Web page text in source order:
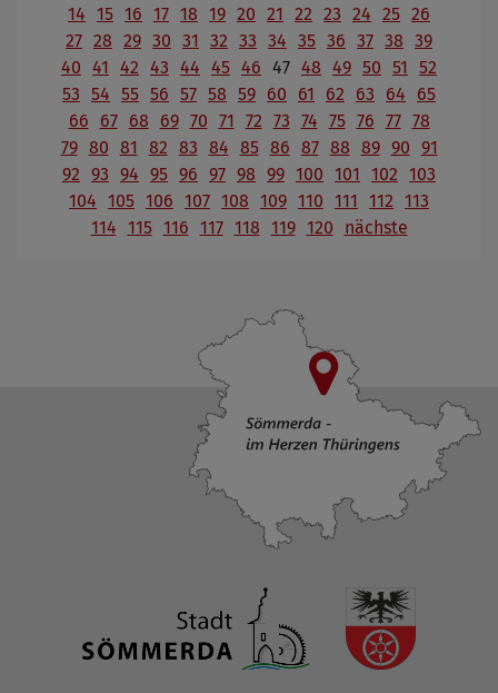
14 15 16 17 18 19 20 21 22 23 24 25 26
27 28 29 30 31 32 33 34 35 36 37 38 39
40 41 42 43 44 45 46 47 48 49 50 51
52
53 54 55 56 57 58 59 60 61 62 63 64
65
66
67 68 69 70 71 72 73 74 75 76 77 78
79 80 81 82 83 84 85 86 87 88 89 90 91
92 93 94 95 96 97 98 99 100 101 102 103
104 105 106 107 108 109 110 111 112 113
114 115 116 117 118 119 120 nächste